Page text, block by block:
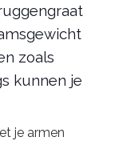
zoals
kunnen je
je armen